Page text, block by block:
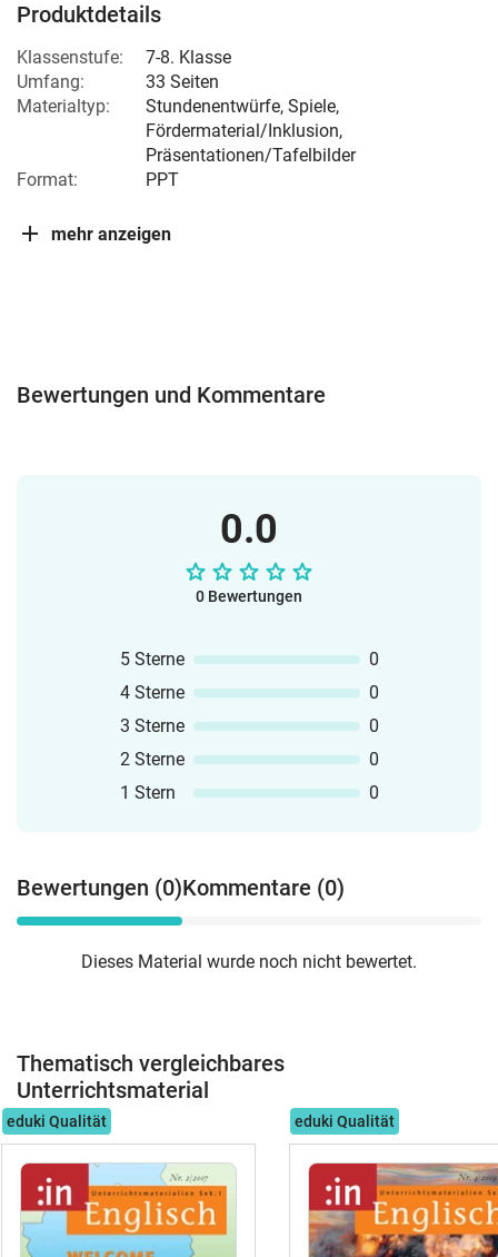
Produktdetails
Klassenstufe:
7-8. Klasse
Umfang:
33 Seiten
Materialtyp:
Stundenentwürfe, Spiele,
Fördermaterial/Inklusion,
Präsentationen/Tafelbilder
Format:
PPT
mehr anzeigen
Bewertungen und Kommentare
0.0
0 Bewertungen
5 Sterne
0
4 Sterne
0
3 Sterne
0
2 Sterne
0
1 Stern
0
Bewertungen (0)Kommentare (0)
Dieses Material wurde noch nicht bewertet.
Thematisch vergleichbares
Unterrichtsmaterial
eduki Qualität eduki Qualität